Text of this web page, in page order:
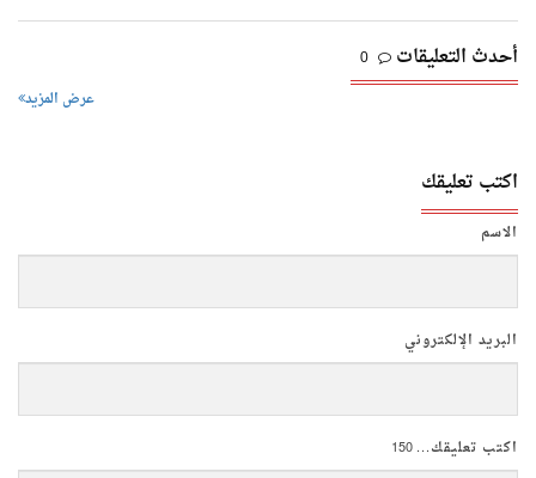
أحدث التعليقات 0
عرض المزيد
اكتب تعليقك
الاسم
البريد الإلكتروني
اكتب تعليقك...150